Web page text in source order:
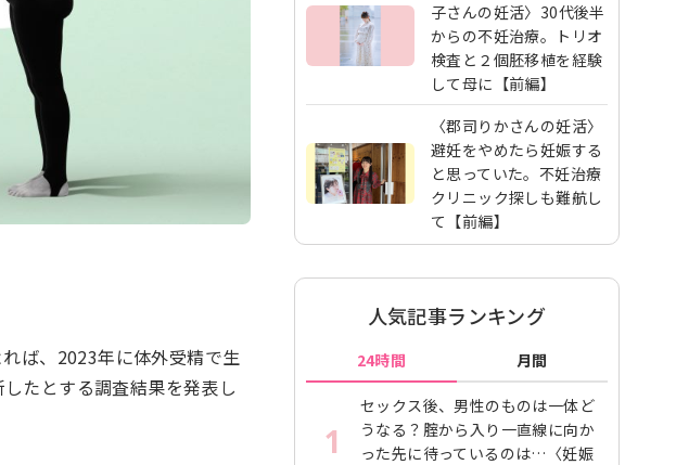
ば、2023年に体外受精で生
たとする調査結果を発表し
子さんの妊活〉30代後半
からの不妊治療。トリオ
検査と２個胚移植を経験
して母に【前編】
〈郡司りかさんの妊活〉
避妊をやめたら妊娠する
と思っていた。不妊治療
クリニック探しも難航し
て【前編】
人気記事ランキング
24時間 月間
1
セックス後、男性のものは一体ど
うなる？腟から入り一直線に向か
った先に待っているのは…〈妊娠